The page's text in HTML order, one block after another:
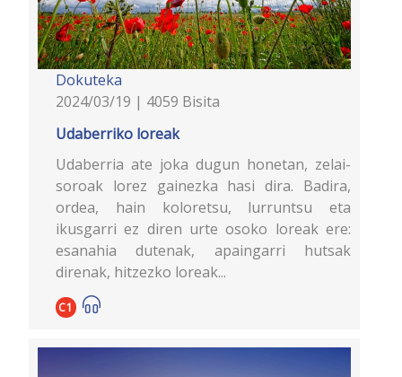
Dokuteka
2024/03/19 | 4059 Bisita
Udaberriko loreak
Udaberria ate joka dugun honetan, zelai-
soroak lorez gainezka hasi dira. Badira,
ordea, hain koloretsu, lurruntsu eta
ikusgarri ez diren urte osoko loreak ere:
esanahia dutenak, apaingarri hutsak
direnak, hitzezko loreak...
C1